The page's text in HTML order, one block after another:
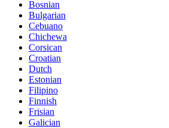
Bosnian
Bulgarian
Cebuano
Chichewa
Corsican
Croatian
Dutch
Estonian
Filipino
Finnish
Frisian
Galician